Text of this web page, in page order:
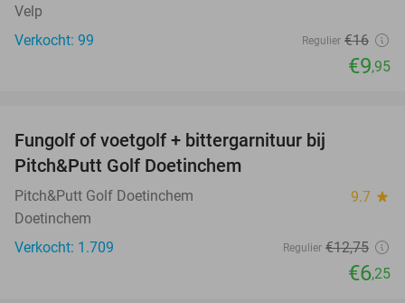
Velp
Verkocht: 99
Regulier €16
€9,95
Fungolf of voetgolf + bittergarnituur bij
Pitch&Putt Golf Doetinchem
Pitch&Putt Golf Doetinchem 9.7 star
Doetinchem
Verkocht: 1.709
Regulier €12,75
€6,25